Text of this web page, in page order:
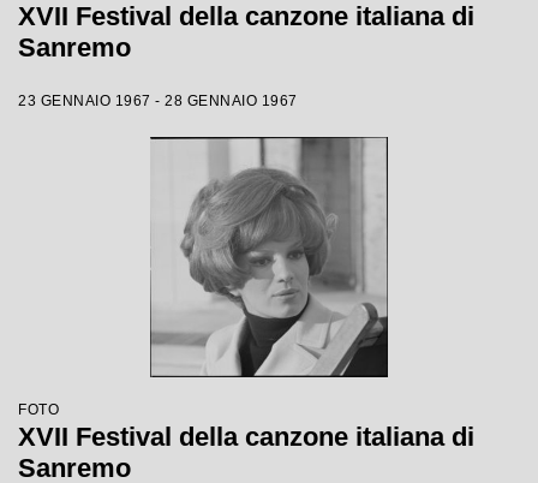
XVII Festival della canzone italiana di
Sanremo
23 GENNAIO 1967 - 28 GENNAIO 1967
FOTO
XVII Festival della canzone italiana di
Sanremo